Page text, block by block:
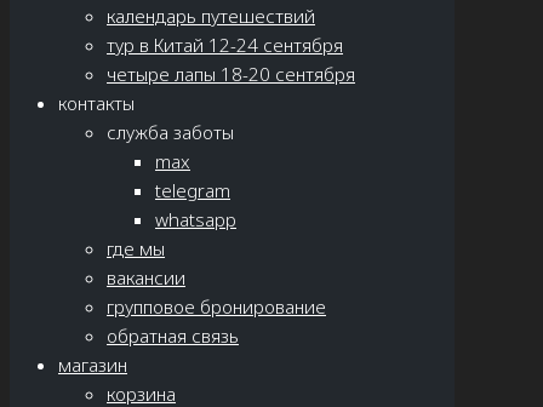
календарь путешествий
тур в Китай 12-24 сентября
четыре лапы 18-20 сентября
контакты
служба заботы
max
telegram
whatsapp
где мы
вакансии
групповое бронирование
обратная связь
магазин
корзина